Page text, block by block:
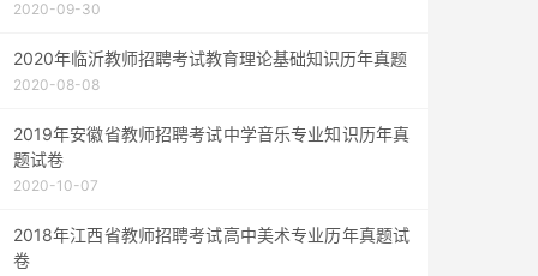
2020-09-30
2020年临沂教师招聘考试教育理论基础知识历年真题
2020-08-08
2019年安徽省教师招聘考试中学音乐专业知识历年真
题试卷
2020-10-07
2018年江西省教师招聘考试高中美术专业历年真题试
卷